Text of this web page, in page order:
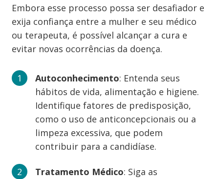
Embora esse processo possa ser desafiador e
exija confiança entre a mulher e seu médico
ou terapeuta, é possível alcançar a cura e
evitar novas ocorrências da doença.
Autoconhecimento: Entenda seus
hábitos de vida, alimentação e higiene.
Identifique fatores de predisposição,
como o uso de anticoncepcionais ou a
limpeza excessiva, que podem
contribuir para a candidíase.
Tratamento Médico: Siga as